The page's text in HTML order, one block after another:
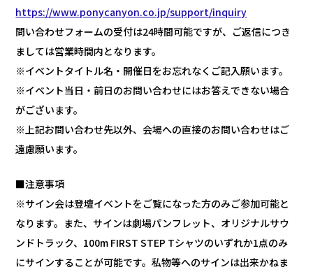
https://www.ponycanyon.co.jp/support/inquiry
問い合わせフォームの受付は24時間可能ですが、ご返信につき
ましては営業時間内となります。
※イベントタイトル名・開催日をお忘れなくご記入願います。
※イベント当日・前日のお問い合わせにはお答えできない場合
がございます。
※上記お問い合わせ先以外、会場への直接のお問い合わせはご
遠慮願います。
■注意事項
※サイン会は登壇イベントをご覧になった方のみご参加可能と
なります。また、サインは劇場パンフレット、オリジナルサウ
ンドトラック、100m FIRST STEP Tシャツのいずれか1点のみ
にサインすることが可能です。私物等へのサインは出来かねま